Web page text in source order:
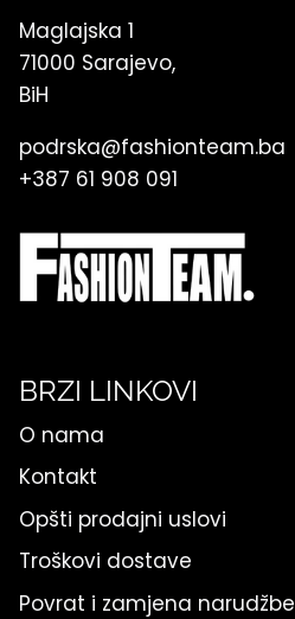
Maglajska 1
71000 Sarajevo,
BiH
podrska@fashionteam.ba
+387 61 908 091
BRZI LINKOVI
O nama
Kontakt
Opšti prodajni uslovi
Troškovi dostave
Povrat i zamjena narudžbe